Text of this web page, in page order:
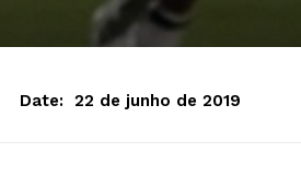
Date: 22 de junho de 2019